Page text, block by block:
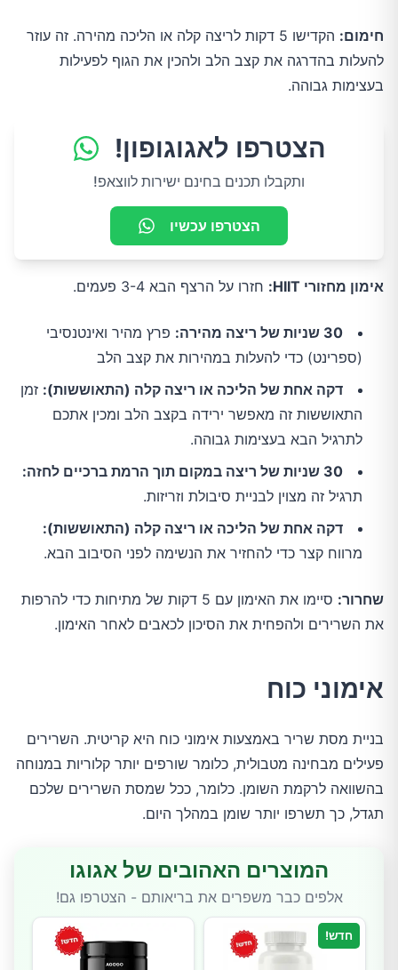
חימום:
הקדישו 5 דקות לריצה קלה או הליכה מהירה. זה עוזר
להעלות בהדרגה את קצב הלב ולהכין את הגוף לפעילות
בעצימות גבוהה.
הצטרפו לאגוגופון!
ותקבלו תכנים בחינם ישירות לווצאפ!
הצטרפו עכשיו
אימון מחזורי HIIT: חזרו על הרצף הבא 3-4 פעמים.
30 שניות של ריצה מהירה:
פרץ מהיר ואינטנסיבי
(ספרינט) כדי להעלות במהירות את קצב הלב
דקה אחת של הליכה או ריצה קלה (התאוששות): זמן
התאוששות זה מאפשר ירידה בקצב הלב ומכין אתכם
לתרגיל הבא בעצימות גבוהה.
30 שניות של ריצה במקום תוך הרמת ברכיים לחזה:
תרגיל זה מצוין לבניית סיבולת וזריזות.
דקה אחת של הליכה או ריצה קלה (התאוששות):
מרווח קצר כדי להחזיר את הנשימה לפני הסיבוב הבא.
שחרור:
סיימו את האימון עם 5 דקות של מתיחות כדי להרפות
את השרירים ולהפחית את הסיכון לכאבים לאחר האימון.
אימוני כוח
בניית מסת שריר באמצעות אימוני כוח היא קריטית. השרירים
פעילים מבחינה מטבולית, כלומר שורפים יותר קלוריות במנוחה
בהשוואה לרקמת השומן. כלומר, ככל שמסת השרירים שלכם
תגדל, כך תשרפו יותר שומן במהלך היום.
המוצרים האהובים של אגוגו
אלפים כבר משפרים את בריאותם - הצטרפו גם!
חדש!